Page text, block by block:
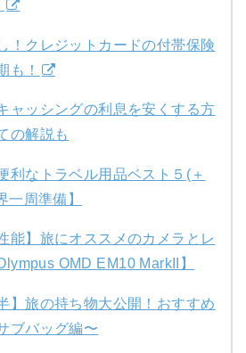
！クレジットカードの付帯保険
も！
ャッシングの利息を安くする方
の解説も
利なトラベル用品ベスト５(＋
一周準備】
能】旅にオススメのカメラとレ
OMD EM10 MarkII】
】旅の持ち物大公開！おすすめ
ブバッグ編〜